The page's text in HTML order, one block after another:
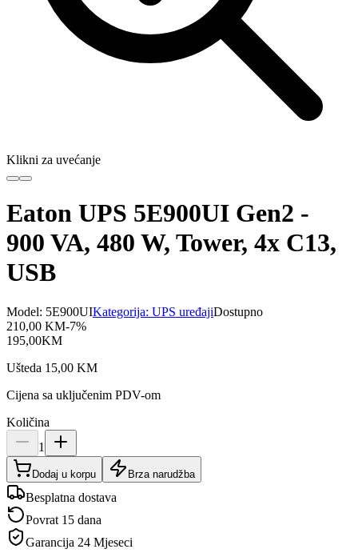
Klikni za uvećanje
Eaton UPS 5E900UI Gen2 -
900 VA, 480 W, Tower, 4x C13,
USB
Model: 5E900UIKategorija: UPS uređajiDostupno
210,00 KM-7%
195,00KM
Ušteda 15,00 KM
Cijena sa uključenim PDV-om
Količina
1
Dodaj u korpu Brza narudžba
Besplatna dostava
Povrat 15 dana
Garancija 24 Mjeseci